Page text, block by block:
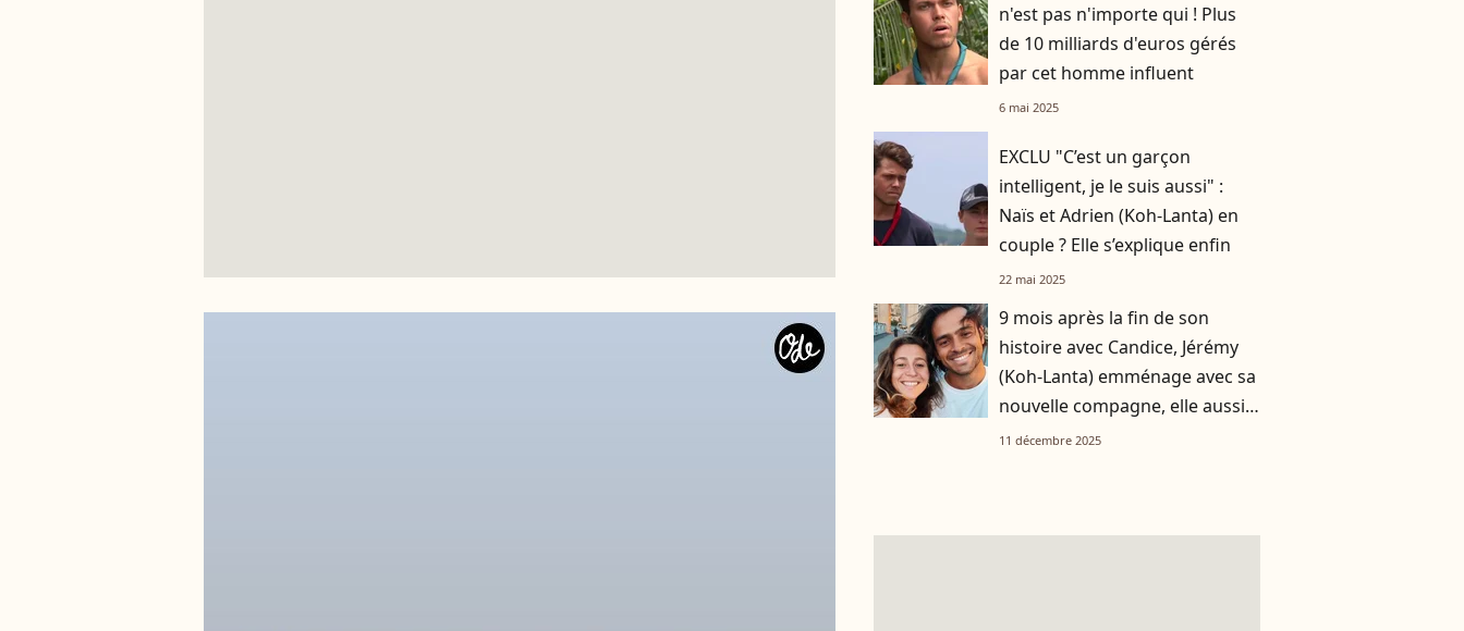
n'est pas n'importe qui ! Plus
de 10 milliards d'euros gérés
par cet homme influent
6 mai 2025
EXCLU "C’est un garçon
intelligent, je le suis aussi" :
Naïs et Adrien (Koh-Lanta) en
couple ? Elle s’explique enfin
22 mai 2025
9 mois après la fin de son
histoire avec Candice, Jérémy
(Koh-Lanta) emménage avec sa
nouvelle compagne, elle aussi
aventurière de Koh-Lanta
11 décembre 2025